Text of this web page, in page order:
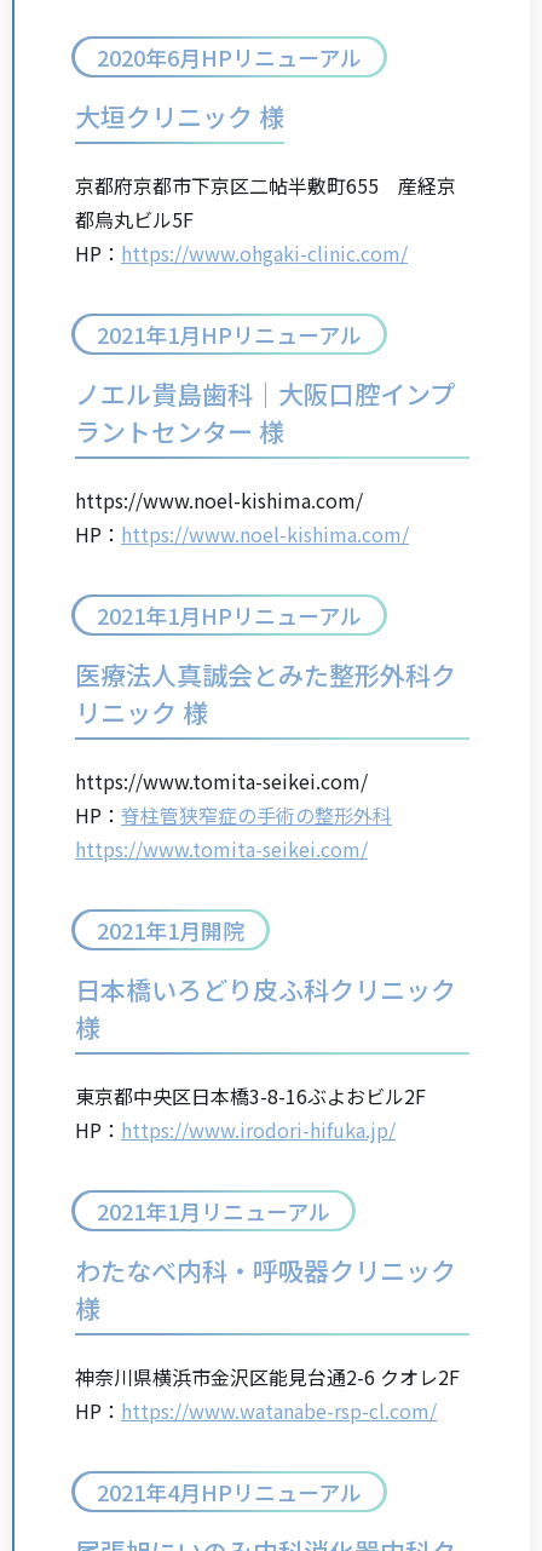
2020年6月HPリニューアル
大垣クリニック 様
京都府京都市下京区二帖半敷町655 産経京
都烏丸ビル5F
HP： https://www.ohgaki-clinic.com/
2021年1月HPリニューアル
ノエル貴島歯科｜大阪口腔インプ
ラントセンター 様
https://www.noel-kishima.com/
HP： https://www.noel-kishima.com/
2021年1月HPリニューアル
医療法人真誠会とみた整形外科ク
リニック 様
https://www.tomita-seikei.com/
HP： 脊柱管狭窄症の手術の整形外科
https://www.tomita-seikei.com/
2021年1月開院
日本橋いろどり皮ふ科クリニック
様
東京都中央区日本橋3-8-16ぶよおビル2F
HP： https://www.irodori-hifuka.jp/
2021年1月リニューアル
わたなべ内科・呼吸器クリニック
様
神奈川県横浜市金沢区能見台通2-6 クオレ2F
HP： https://www.watanabe-rsp-cl.com/
2021年4月HPリニューアル